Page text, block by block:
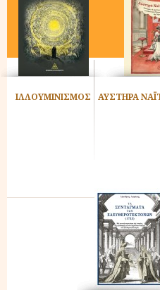
ΙΛΛΟΥΜΙΝΙΣΜΟΣ ΑΥΣΤΗΡΑ